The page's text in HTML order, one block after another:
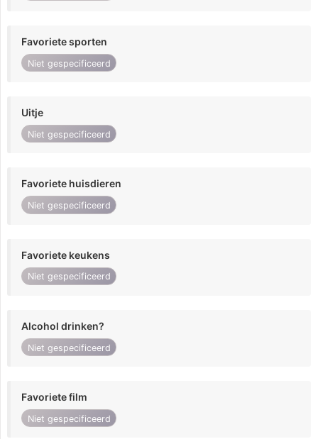
Favoriete sporten
Niet gespecificeerd
Uitje
Niet gespecificeerd
Favoriete huisdieren
Niet gespecificeerd
Favoriete keukens
Niet gespecificeerd
Alcohol drinken?
Niet gespecificeerd
Favoriete film
Niet gespecificeerd